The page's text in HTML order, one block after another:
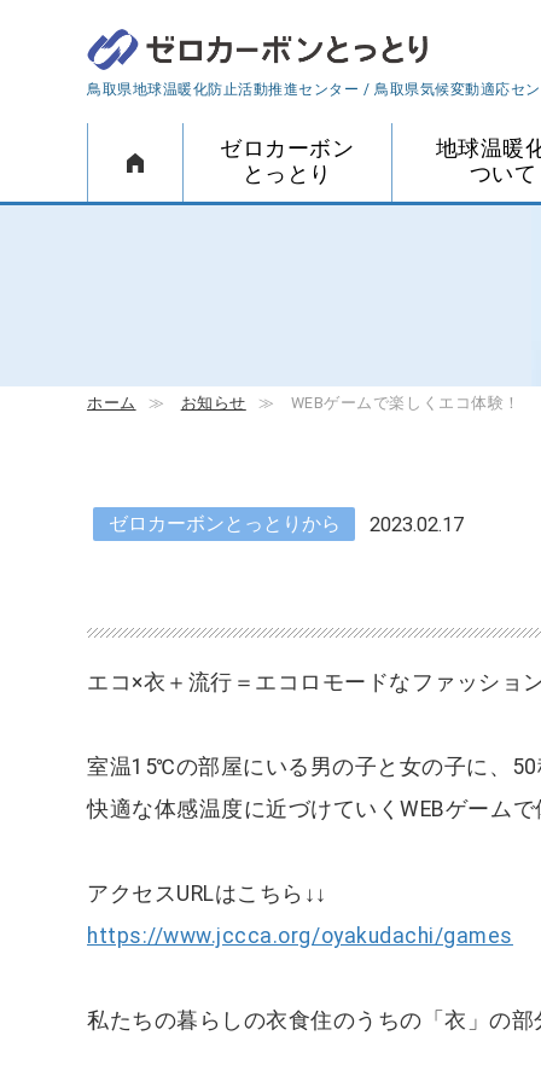
鳥取県地球温暖化防止活動推進センター /鳥取県気候変動適応セ
ホーム
ゼロカーボン
とっとり
地球温暖
ついて
ホーム ≫ お知らせ ≫ WEBゲームで楽しくエコ体験！
ゼロカーボンとっとりから 2023.02.17
エコ×衣＋流行＝エコロモードなファッショ
室温15℃の部屋にいる男の子と女の子に、 50
快適な体感温度に近づけていくWEBゲームで
アクセスURLはこちら↓↓
https://www.jccca.org/oyakudachi/games
私たちの暮らしの衣食住のうちの「衣」の